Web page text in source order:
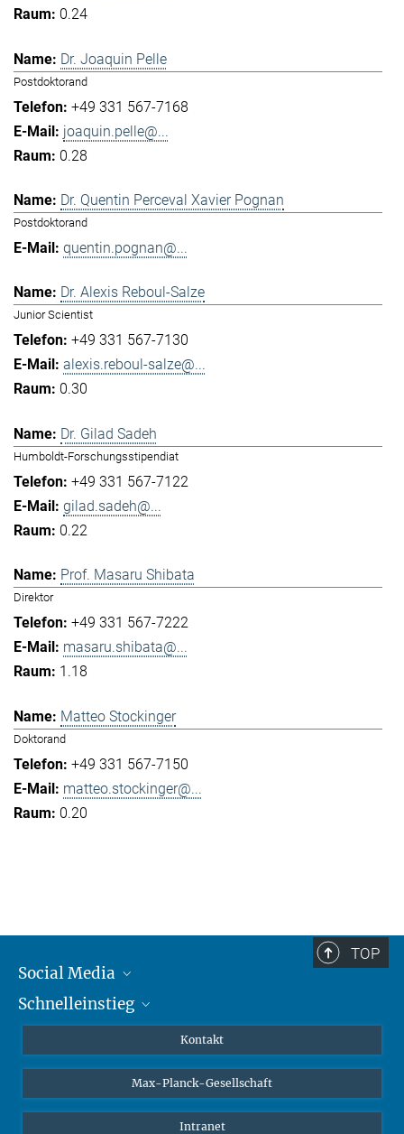
0.24
Dr. Joaquin Pelle
Postdoktorand
+49 331 567-7168
joaquin.pelle@...
0.28
Dr. Quentin Perceval Xavier Pognan
Postdoktorand
quentin.pognan@...
Dr. Alexis Reboul-Salze
Junior Scientist
+49 331 567-7130
alexis.reboul-salze@...
0.30
Dr. Gilad Sadeh
Humboldt-Forschungsstipendiat
+49 331 567-7122
gilad.sadeh@...
0.22
Prof. Masaru Shibata
Direktor
+49 331 567-7222
masaru.shibata@...
1.18
Matteo Stockinger
Doktorand
+49 331 567-7150
matteo.stockinger@...
0.20
TOP
Social Media
Mastodon
Schnelleinstieg
Schüler*innen
Kontakt
Max-Planck-Gesellschaft
Intranet